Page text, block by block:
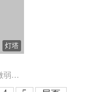
灯塔
弱如